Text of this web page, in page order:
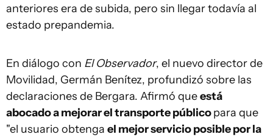
anteriores era de subida, pero sin llegar todavía al
estado prepandemia.
En diálogo con El Observador, el nuevo director de
Movilidad, Germán Benítez, profundizó sobre las
declaraciones de Bergara. Afirmó queestá
abocado a mejorar el transporte públicopara que
"el usuario obtenga el mejor servicio posible por la